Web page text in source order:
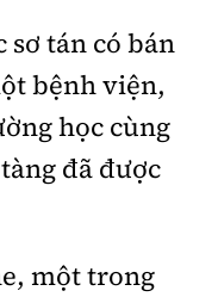
ngày 1/4/2025.
sơ tán có bán
bệnh viện,
học cùng
đã được
một trong